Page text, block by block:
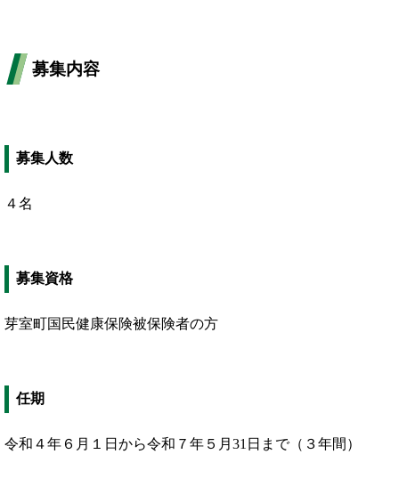
募集内容
募集人数
４名
募集資格
芽室町国民健康保険被保険者の方
任期
令和４年６月１日から令和７年５月31日まで（３年間）